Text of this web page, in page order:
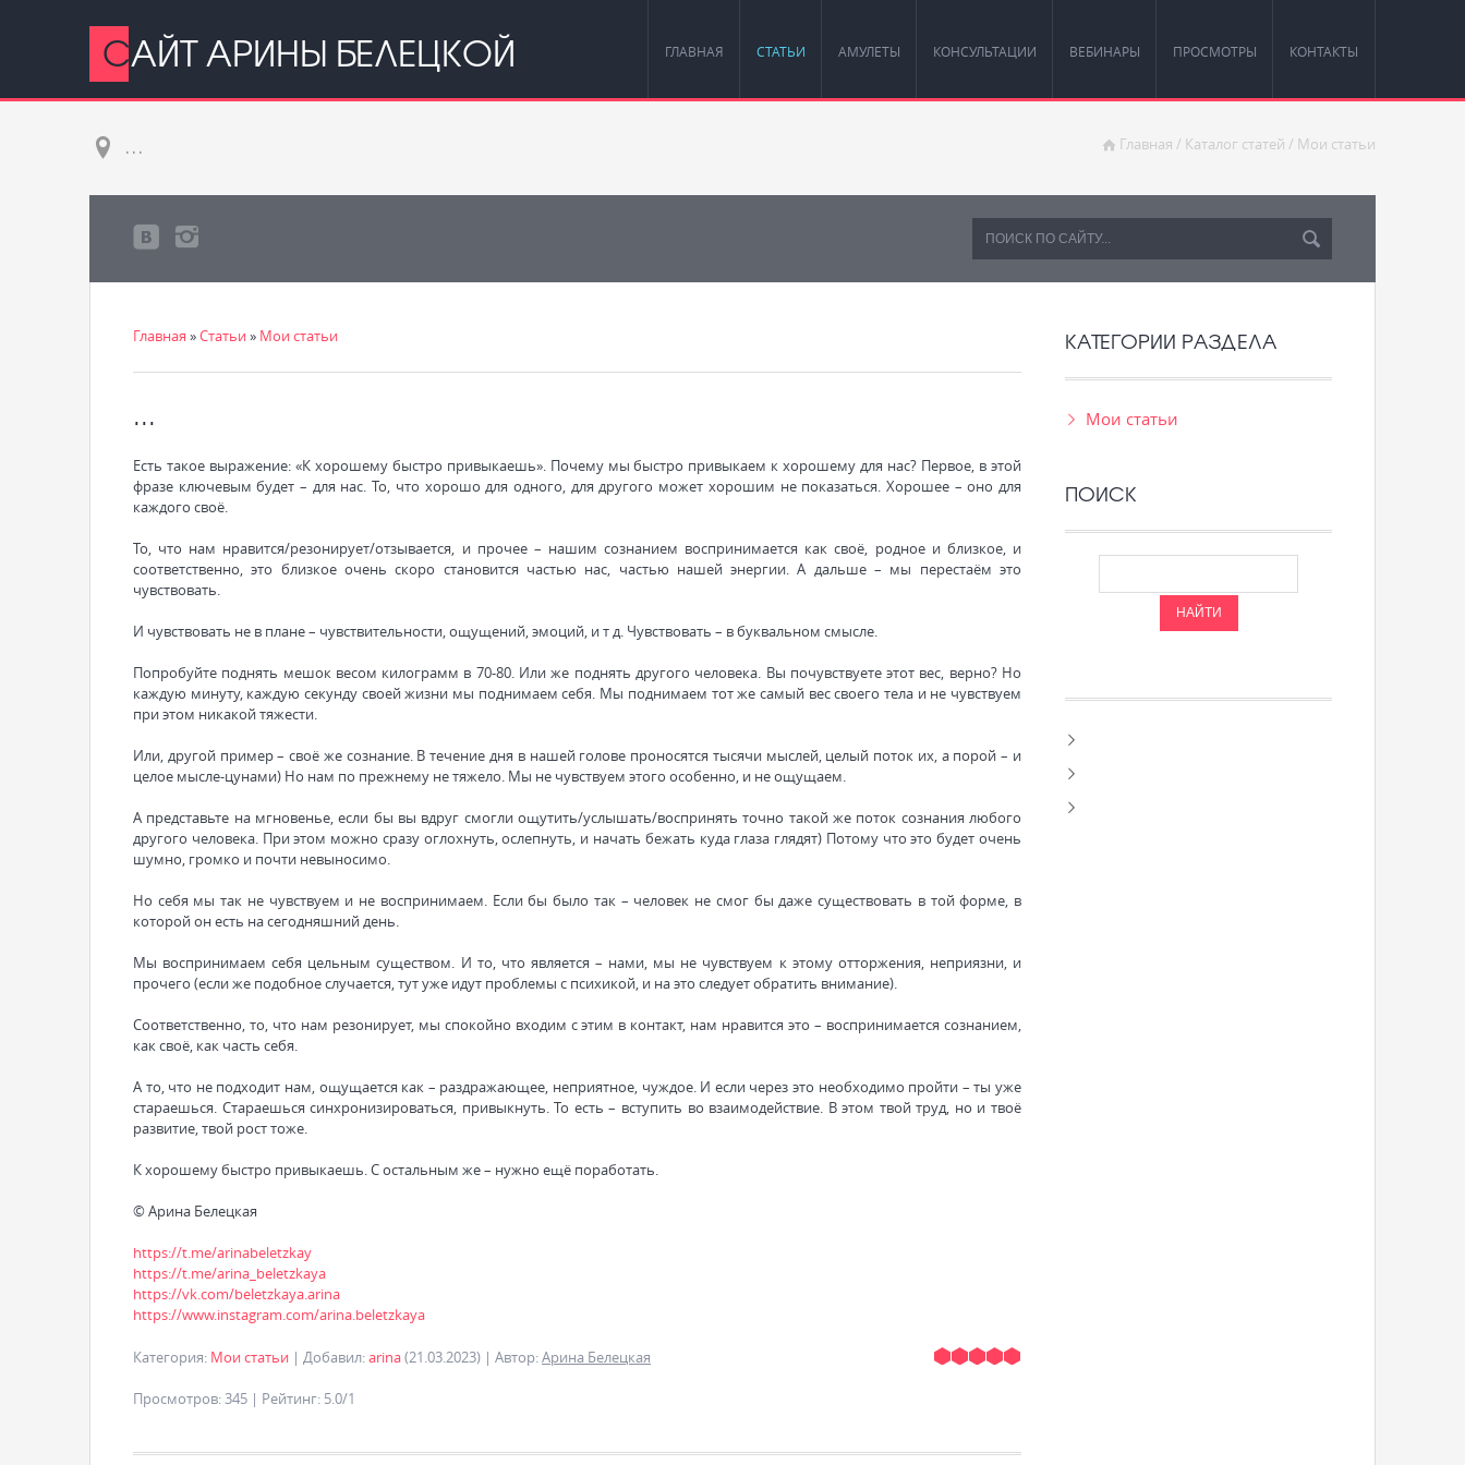
САЙТ АРИНЫ БЕЛЕЦКОЙ ГЛАВНАЯ СТАТЬИ АМУЛЕТЫ КОНСУЛЬТАЦИИ ВЕБИНАРЫ ПРОСМОТРЫ КОНТАКТЫ
... Главная / Каталог статей / Мои статьи
Главная »Статьи» Мои статьи
...
Есть такое выражение: «К хорошему быстро привыкаешь». Почему мы быстро привыкаем к хорошему для нас? Первое, в этой
фразе ключевым будет – для нас. То, что хорошо для одного, для другого может хорошим не показаться. Хорошее – оно для
каждого своё.
То, что нам нравится/резонирует/отзывается, и прочее – нашим сознанием воспринимается как своё, родное и близкое, и
соответственно, это близкое очень скоро становится частью нас, частью нашей энергии. А дальше – мы перестаём это
чувствовать.
И чувствовать не в плане – чувствительности, ощущений, эмоций, и т д. Чувствовать – в буквальном смысле.
Попробуйте поднять мешок весом килограмм в 70-80. Или же поднять другого человека. Вы почувствуете этот вес, верно? Но
каждую минуту, каждую секунду своей жизни мы поднимаем себя. Мы поднимаем тот же самый вес своего тела и не чувствуем
при этом никакой тяжести.
Или, другой пример – своё же сознание. В течение дня в нашей голове проносятся тысячи мыслей, целый поток их, а порой – и
целое мысле-цунами) Но нам по прежнему не тяжело. Мы не чувствуем этого особенно, и не ощущаем.
А представьте на мгновенье, если бы вы вдруг смогли ощутить/услышать/воспринять точно такой же поток сознания любого
другого человека. При этом можно сразу оглохнуть, ослепнуть, и начать бежать куда глаза глядят) Потому что это будет очень
шумно, громко и почти невыносимо.
Но себя мы так не чувствуем и не воспринимаем. Если бы было так – человек не смог бы даже существовать в той форме, в
которой он есть на сегодняшний день.
Мы воспринимаем себя цельным существом. И то, что является – нами, мы не чувствуем к этому отторжения, неприязни, и
прочего (если же подобное случается, тут уже идут проблемы с психикой, и на это следует обратить внимание).
Соответственно, то, что нам резонирует, мы спокойно входим с этим в контакт, нам нравится это – воспринимается сознанием,
как своё, как часть себя.
А то, что не подходит нам, ощущается как – раздражающее, неприятное, чуждое. И если через это необходимо пройти – ты уже
стараешься. Стараешься синхронизироваться, привыкнуть. То есть – вступить во взаимодействие. В этом твой труд, но и твоё
развитие, твой рост тоже.
К хорошему быстро привыкаешь. С остальным же – нужно ещё поработать.
© Арина Белецкая
https://t.me/arinabeletzkay
https://t.me/arina_beletzkaya
https://vk.com/beletzkaya.arina
https://www.instagram.com/arina.beletzkaya
Категория: Мои статьи | Добавил:arina(21.03.2023) | Автор:Арина Белецкая
Просмотров:345 | Рейтинг: 5.0/1
КАТЕГОРИИ РАЗДЕЛА
Мои статьи
ПОИСК